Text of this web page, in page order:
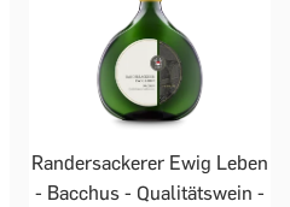
Randersackerer Ewig Leben
- Bacchus - Qualitätswein -